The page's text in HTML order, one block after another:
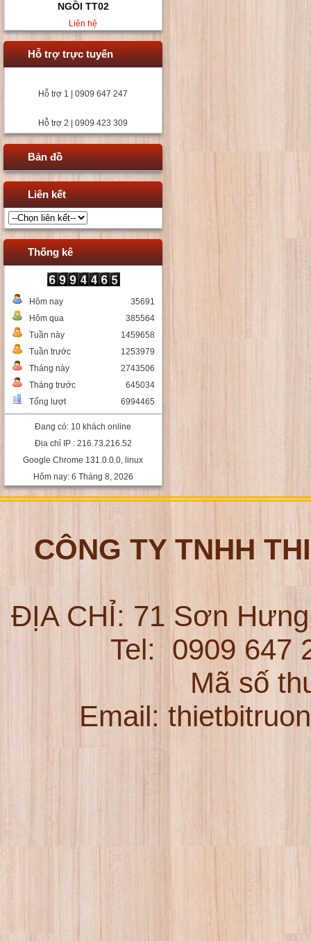
NGỒI TT02
Liên hệ
Hỗ trợ trực tuyến
Hỗ trợ 1 | 0909 647 247
Hỗ trợ 2 | 0909 423 309
Bản đồ
Liên kết
Thống kê
Hôm nay
35691
Hôm qua
385564
Tuần này
1459658
Tuần trước
1253979
Tháng này
2743506
Tháng trước
645034
Tổng lượt
6994465
Đang có: 10 khách online
Địa chỉ IP : 216.73.216.52
Google Chrome 131.0.0.0, linux
Hôm nay: 6 Tháng 8, 2026
CÔNG TY TNHH
ĐỊA CHỈ: 71 Sơn
Tel: 0909
Mã số
Email: